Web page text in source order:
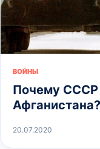
ВОЙНЫ
Почему СССР
Афганистана?
20.07.2020